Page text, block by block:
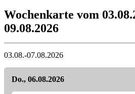
Wochenkarte vom
09.08.2026
03.08.-07.08.2026
Do., 06.08.2026